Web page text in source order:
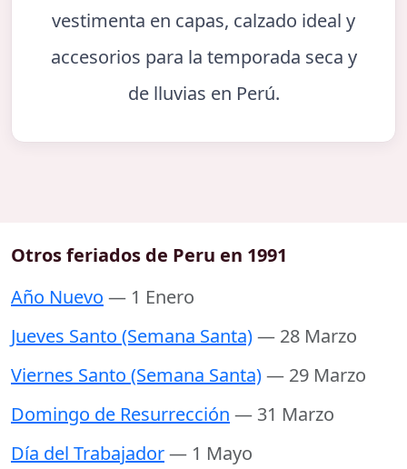
vestimenta en capas, calzado ideal y
accesorios para la temporada seca y
de lluvias en Perú.
Otros feriados de Peru en 1991
Año Nuevo — 1 Enero
Jueves Santo (Semana Santa)— 28 Marzo
Viernes Santo (Semana Santa)— 29 Marzo
Domingo de Resurrección — 31 Marzo
Día del Trabajador— 1 Mayo